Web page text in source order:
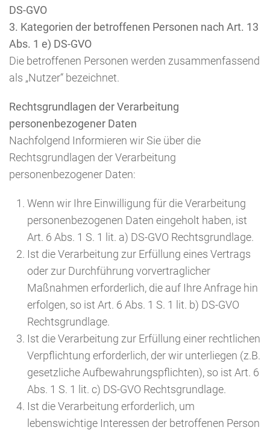
DS-GVO
3. Kategorien der betroffenen Personen nach Art. 13
Abs. 1 e) DS-GVO
Die betroffenen Personen werden zusammenfassend
als „Nutzer“ bezeichnet.
Rechtsgrundlagen der Verarbeitung
personenbezogener Daten
Nachfolgend Informieren wir Sie über die
Rechtsgrundlagen der Verarbeitung
personenbezogener Daten:
Wenn wir Ihre Einwilligung für die Verarbeitung
personenbezogenen Daten eingeholt haben, ist
Art. 6 Abs. 1 S. 1 lit. a) DS-GVO Rechtsgrundlage.
Ist die Verarbeitung zur Erfüllung eines Vertrags
oder zur Durchführung vorvertraglicher
Maßnahmen erforderlich, die auf Ihre Anfrage hin
erfolgen, so ist Art. 6 Abs. 1 S. 1 lit. b) DS-GVO
Rechtsgrundlage.
Ist die Verarbeitung zur Erfüllung einer rechtlichen
Verpflichtung erforderlich, der wir unterliegen (z.B.
gesetzliche Aufbewahrungspflichten), so ist Art. 6
Abs. 1 S. 1 lit. c) DS-GVO Rechtsgrundlage.
Ist die Verarbeitung erforderlich, um
lebenswichtige Interessen der betroffenen Person